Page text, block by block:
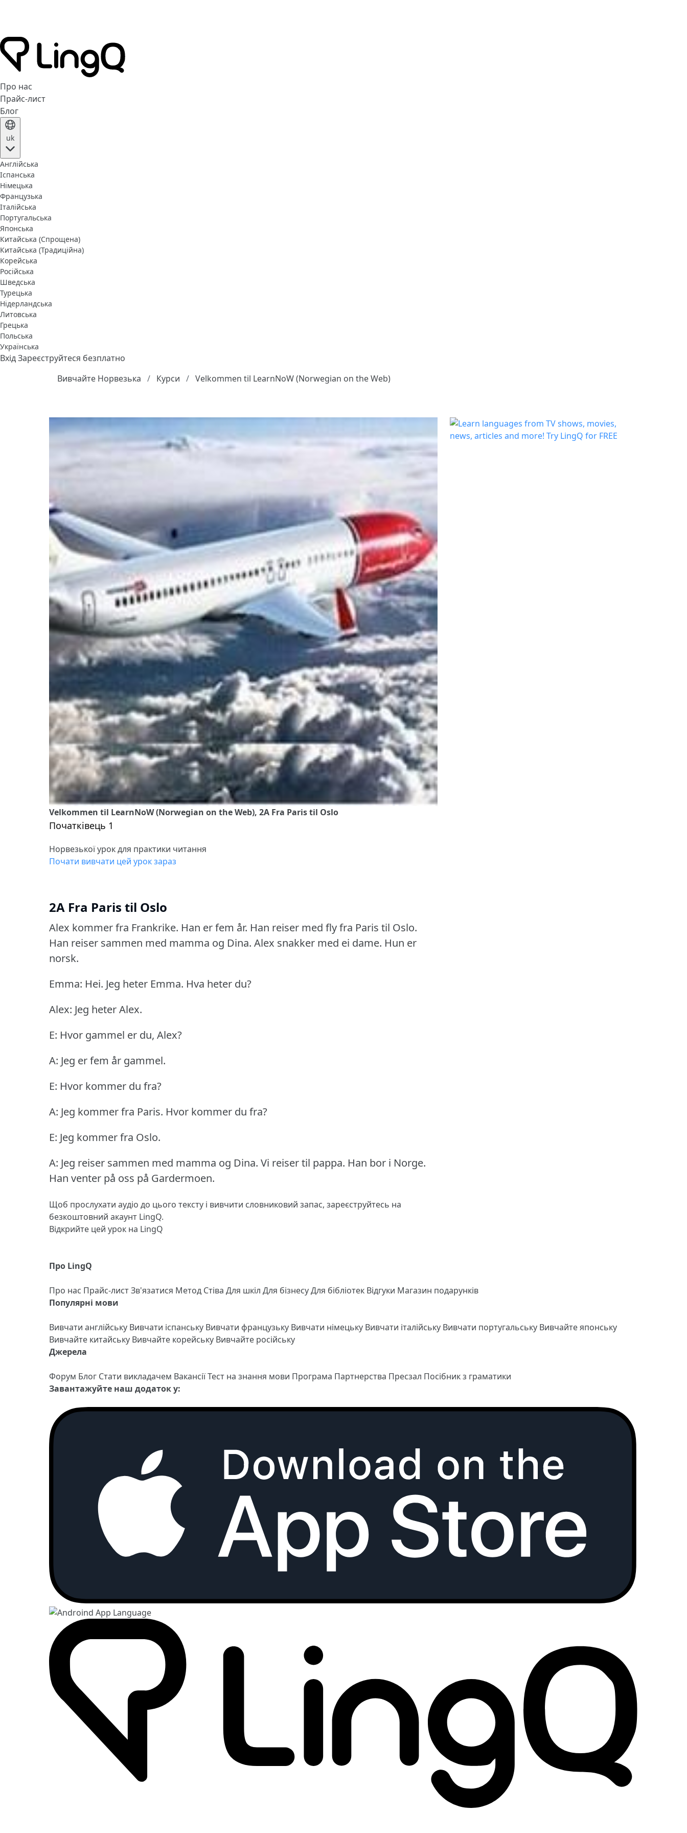
Про нас
Прайс-лист
Блог
uk
Англійська
Іспанська
Німецька
Французька
Італійська
Португальська
Японська
Китайська (Спрощена)
Китайська (Традиційна)
Корейська
Російська
Шведська
Турецька
Нідерландська
Литовська
Грецька
Польська
Українська
ВхідЗареєструйтеся безплатно
Вивчайте Норвезька
Курси Velkommen til LearnNoW (Norwegian on the Web)
Velkommen til LearnNoW (Norwegian on the Web), 2A Fra Paris til Oslo
Початківець 1
Норвезької урок для практики читання
Почати вивчати цей урок зараз
2A Fra Paris til Oslo
Alex kommer fra Frankrike. Han er fem år. Han reiser med fly fra Paris til Oslo.
Han reiser sammen med mamma og Dina. Alex snakker med ei dame. Hun er
norsk.
Emma: Hei. Jeg heter Emma. Hva heter du?
Alex: Jeg heter Alex.
E: Hvor gammel er du, Alex?
A: Jeg er fem år gammel.
E: Hvor kommer du fra?
A: Jeg kommer fra Paris. Hvor kommer du fra?
E: Jeg kommer fra Oslo.
A: Jeg reiser sammen med mamma og Dina. Vi reiser til pappa. Han bor i Norge.
Han venter på oss på Gardermoen.
Щоб прослухати аудіо до цього тексту і вивчити словниковий запас, зареєструйтесь на
безкоштовний акаунт LingQ.
Відкрийте цей урок на LingQ
Про LingQ
Про нас Прайс-листЗв'язатися Метод Стіва Для шкіл Для бізнесуДля бібліотек Відгуки Магазин подарунків
Популярні мови
Вивчати англійську Вивчати іспанську Вивчати французьку Вивчати німецьку Вивчати італійську Вивчати португальську Вивчайте японську
Вивчайте китайську Вивчайте корейську Вивчайте російську
Джерела
Форум Блог Стати викладачем ВакансіїТест на знання мови Програма Партнерства Пресзал Посібник з граматики
Завантажуйте наш додаток у: